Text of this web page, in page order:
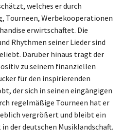
welches er durch
Tourneen, Werbekooperationen
erwirtschaftet. Die
Rhythmen seiner Lieder sind
Darüber hinaus trägt der
zu seinem finanziellen
für den inspirierenden
der sich in seinen eingängigen
regelmäßige Tourneen hat er
vergrößert und bleibt ein
der deutschen Musiklandschaft.